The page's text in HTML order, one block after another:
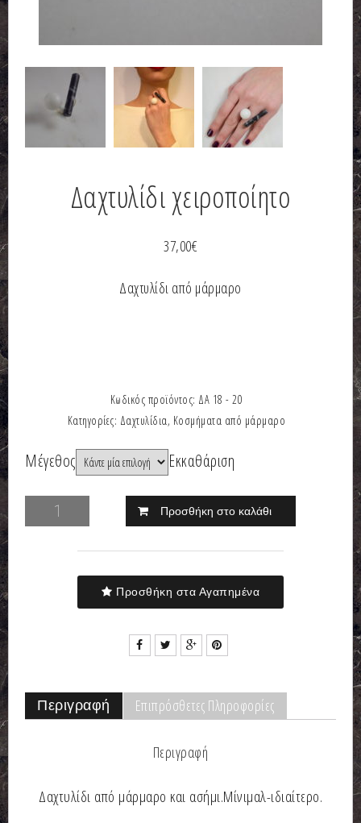
Δαχτυλίδι χειροποίητο
37,00€
Δαχτυλίδι από μάρμαρο
Κωδικός προϊόντος: ΔΑ 18 - 20
Κατηγορίες: Δαχτυλίδια, Κοσμήματα από μάρμαρο
Μέγεθος Εκκαθάριση
Προσθήκη στο καλάθι
Προσθήκη στα Αγαπημένα
Περιγραφή Επιπρόσθετες Πληροφορίες
Περιγραφή
Δαχτυλίδι από μάρμαρο και ασήμι.Μίνιμαλ-ιδιαίτερο.